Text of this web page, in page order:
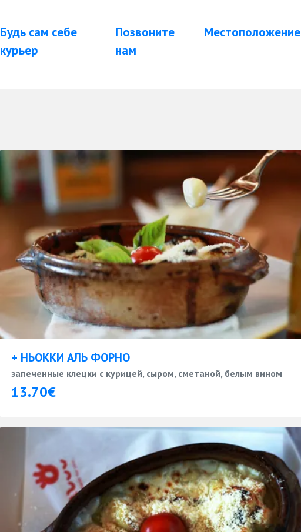
Будь сам себе
курьер
Позвоните
нам
Местоположение
+ НЬОККИ АЛЬ ФОРНО
запеченные клецки с курицей, сыром, сметаной, белым вином
13.70€